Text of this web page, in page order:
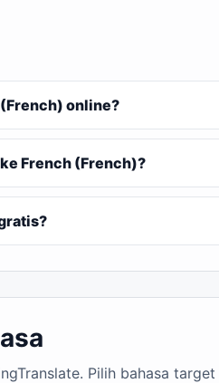
online?
French (French)?
Pilih bahasa